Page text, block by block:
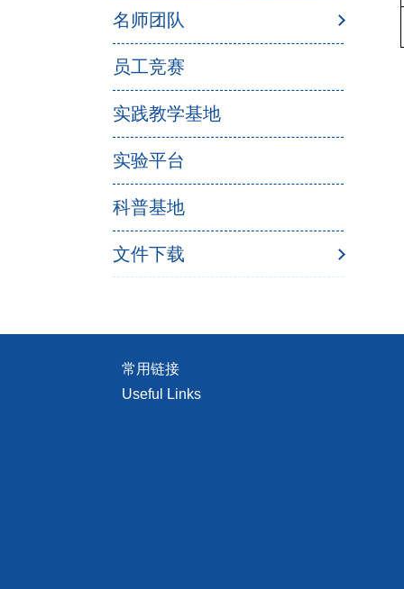
名师团队
员工竞赛
实践教学基地
实验平台
科普基地
文件下载
常用链接
Useful Links